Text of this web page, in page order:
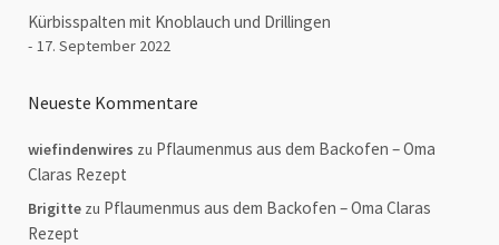
Kürbisspalten mit Knoblauch und Drillingen
17. September 2022
Neueste Kommentare
wiefindenwires zu Pflaumenmus aus dem Backofen – Oma
Claras Rezept
Brigitte zu Pflaumenmus aus dem Backofen – Oma Claras
Rezept